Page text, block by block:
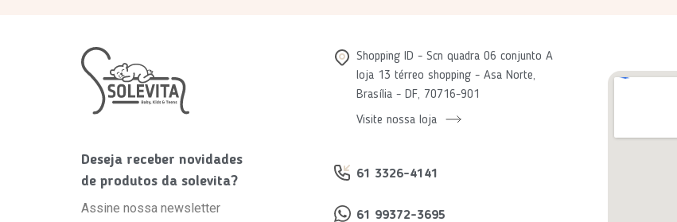
Deseja receber novidades
de produtos da solevita?
Assine nossa newsletter
Shopping ID - Scn quadra 06 conjunto A
loja 13 térreo shopping - Asa Norte,
Brasília - DF, 70716-901
Visite nossa loja
61 3326-4141
61 99372-3695